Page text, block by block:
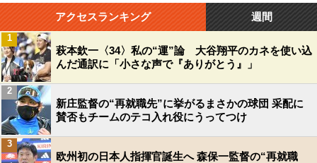
アクセスランキング 週間
萩本欽一〈34〉私の“運”論 大谷翔平のカネを使い込
んだ通訳に「小さな声で『ありがとう』」
1
新庄監督の“再就職先”に挙がるまさかの球団 采配に
賛否もチームのテコ入れ役にうってつけ
2
欧州初の日本人指揮官誕生へ 森保一監督の“再就職
3